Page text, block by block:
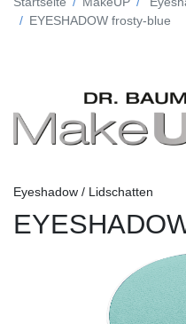
EYESHADOW frosty-blue
Eyeshadow / Lidschatten